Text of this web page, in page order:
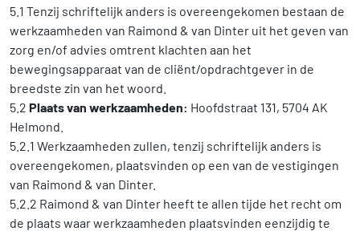
5.1 Tenzij schriftelijk anders is overeengekomen bestaan de
werkzaamheden van Raimond & van Dinter uit het geven van
zorg en/of advies omtrent klachten aan het
bewegingsapparaat van de cliënt/opdrachtgever in de
breedste zin van het woord.
5.2 Plaats van werkzaamheden: Hoofdstraat 131, 5704 AK
Helmond.
5.2.1 Werkzaamheden zullen, tenzij schriftelijk anders is
overeengekomen, plaatsvinden op een van de vestigingen
van Raimond & van Dinter.
5.2.2 Raimond & van Dinter heeft te allen tijde het recht om
de plaats waar werkzaamheden plaatsvinden eenzijdig te